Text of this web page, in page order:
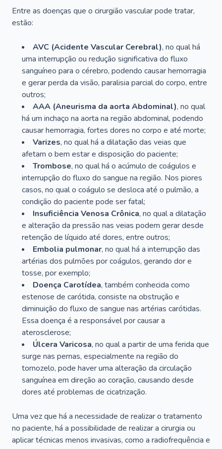
Entre as doenças que o cirurgião vascular pode tratar,
estão:
AVC (Acidente Vascular Cerebral), no qual há
uma interrupção ou redução significativa do fluxo
sanguíneo para o cérebro, podendo causar hemorragia
e gerar perda da visão, paralisia parcial do corpo, entre
outros;
AAA (Aneurisma da aorta Abdominal), no qual
há um inchaço na aorta na região abdominal, podendo
causar hemorragia, fortes dores no corpo e até morte;
Varizes, no qual há a dilatação das veias que
afetam o bem estar e disposição do paciente;
Trombose, no qual há o acúmulo de coágulos e
interrupção do fluxo do sangue na região. Nos piores
casos, no qual o coágulo se desloca até o pulmão, a
condição do paciente pode ser fatal;
Insuficiência Venosa Crônica, no qual a dilatação
e alteração da pressão nas veias podem gerar desde
retenção de líquido até dores, entre outros;
Embolia pulmonar, no qual há a interrupção das
artérias dos pulmões por coágulos, gerando dor e
tosse, por exemplo;
Doença Carotídea, também conhecida como
estenose de carótida, consiste na obstrução e
diminuição do fluxo de sangue nas artérias carótidas.
Essa doença é a responsável por causar a
aterosclerose;
Úlcera Varicosa, no qual a partir de uma ferida que
surge nas pernas, especialmente na região do
tornozelo, pode haver uma alteração da circulação
sanguínea em direção ao coração, causando desde
dores até problemas de cicatrização.
Uma vez que há a necessidade de realizar o tratamento
no paciente, há a possibilidade de realizar a cirurgia ou
aplicar técnicas menos invasivas, como a radiofrequência e